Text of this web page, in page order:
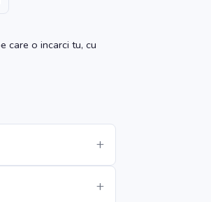
care o incarci tu, cu